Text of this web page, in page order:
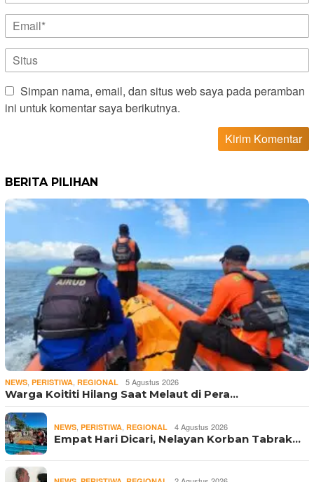
Simpan nama, email, dan situs web saya pada peramban
ini untuk komentar saya berikutnya.
BERITA PILIHAN
NEWS PERISTIWA REGIONAL 5 Agustus 2026
Warga Koititi Hilang Saat Melaut di Pera…
NEWS PERISTIWA REGIONAL 4 Agustus 2026
Empat Hari Dicari, Nelayan Korban Tabrak…